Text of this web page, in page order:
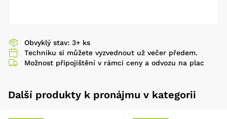
Obvyklý stav: 3+ ks
Techniku si můžete vyzvednout už večer předem.
Možnost připojištění v rámci ceny a odvozu na plac
Další produkty k pronájmu v kategorii